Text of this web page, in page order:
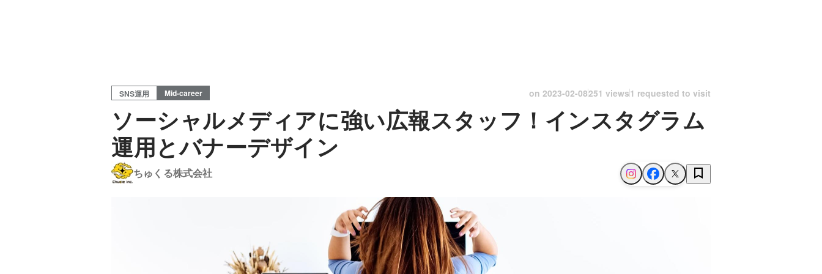
SNS運用 Mid-career on 2023-02-08251 views1 requested to visit
ソーシャルメディアに強い広報スタッフ！インスタグラム
運用とバナーデザイン
ちゅくる株式会社